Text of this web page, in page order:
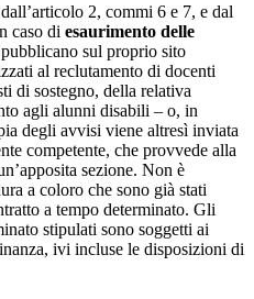
2, commi 6 e 7, e dal
caso di esaurimento delle
sul proprio sito
al reclutamento di docenti
di sostegno, della relativa
agli alunni disabili – o, in
degli avvisi viene altresì inviata
competente, che provvede alla
sezione. Non è
a coloro che sono già stati
a tempo determinato. Gli
stipulati sono soggetti ai
ivi incluse le disposizioni di